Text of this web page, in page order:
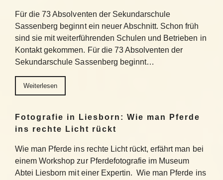
Für die 73 Absolventen der Sekundarschule
Sassenberg beginnt ein neuer Abschnitt. Schon früh
sind sie mit weiterführenden Schulen und Betrieben in
Kontakt gekommen. Für die 73 Absolventen der
Sekundarschule Sassenberg beginnt…
Weiterlesen
Fotografie in Liesborn: Wie man Pferde
ins rechte Licht rückt
Wie man Pferde ins rechte Licht rückt, erfährt man bei
einem Workshop zur Pferdefotografie im Museum
Abtei Liesborn mit einer Expertin. Wie man Pferde ins